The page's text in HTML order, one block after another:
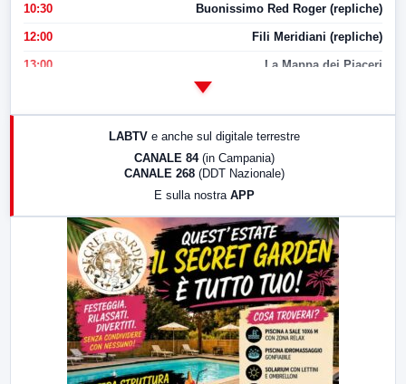
10:30 Buonissimo Red Roger (repliche)
12:00 Fili Meridiani (repliche)
13:00 La Mappa dei Piaceri
17:00 LabNews (replica)
LabNews (replica)
LABTV e anche sul digitale terrestre
CANALE 84 (in Campania)
CANALE 268 (DDT Nazionale)
E sulla nostra APP